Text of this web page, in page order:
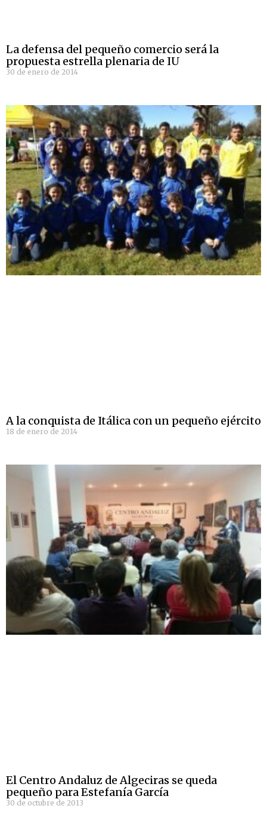
La defensa del pequeño comercio será la
propuesta estrella plenaria de IU
30 de enero de 2014
A la conquista de Itálica con un pequeño ejército
18 de enero de 2014
El Centro Andaluz de Algeciras se queda
pequeño para Estefanía García
30 de octubre de 2013